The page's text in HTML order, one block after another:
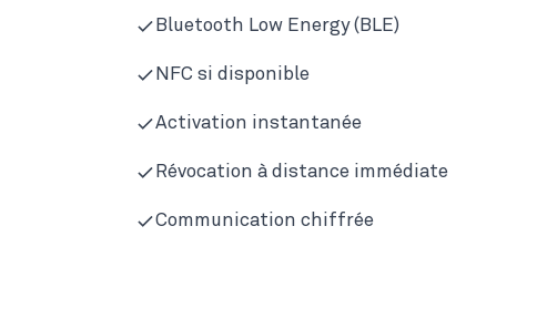
Bluetooth Low Energy (BLE)
NFC si disponible
Activation instantanée
Révocation à distance immédiate
Communication chiffrée